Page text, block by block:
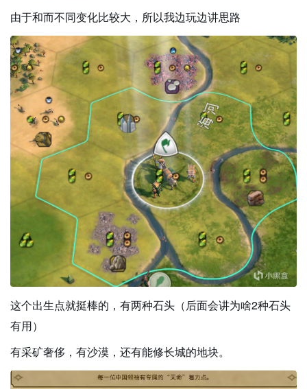
由于和而不同变化比较大，所以我边玩边讲思路
这个出生点就挺棒的，有两种石头（后面会讲为啥2种石头
有用）
有采矿奢侈，有沙漠，还有能修长城的地块。